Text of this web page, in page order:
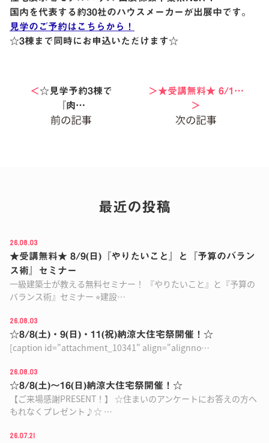
国内を代表する約30社のハウスメーカーが出展中です。
見学のご予約はこちらから！
☆3棟まで同時にお申込いただけます☆
＜☆見学予約3棟で
『肉…
＞★受講無料★ 6/1…
＞
最近の投稿
26.08.03
★受講無料★ 8/9(日)『やりたいこと』と『予算のバラン
ス術』セミナー
一級建築士が教える無料セミナー！ 『やりたいこと』と『予算の
バランス術』セミナー ⭐︎建設…
26.08.03
☆8/8(土)・9(日)・11(祝)納涼大住宅祭開催！☆
[caption id="attachment_10341" align="alignno…
26.08.03
☆8/8(土)〜16(日)納涼大住宅祭開催！☆
【ご来場感謝PRESENT！】 ☆住まいのアンケートにお答えの方へ
もれなくプレゼント♪☆ …
26.07.21